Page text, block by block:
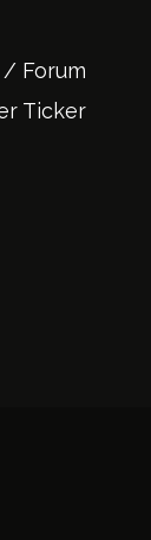
/ Forum
Ticker